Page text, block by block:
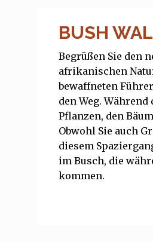
BUSH
Begrüßen Sie den
afrikanischen
bewaffneten
den Weg.
Pflanzen, den
Obwohl Sie auch
diesem
im Busch, die
kommen.